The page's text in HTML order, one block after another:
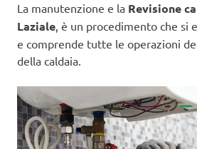
La manutenzione e la Revisione
Laziale, è un procedimento che si
e comprende tutte le operazioni
della caldaia.